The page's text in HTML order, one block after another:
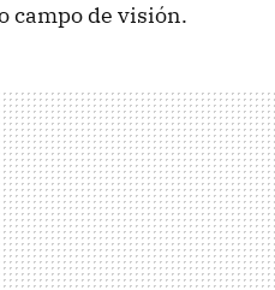
campo de visión.